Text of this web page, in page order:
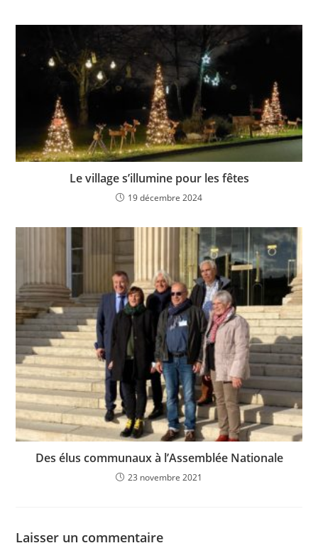
Le village s’illumine pour les fêtes
19 décembre 2024
Des élus communaux à l’Assemblée Nationale
23 novembre 2021
Laisser un commentaire